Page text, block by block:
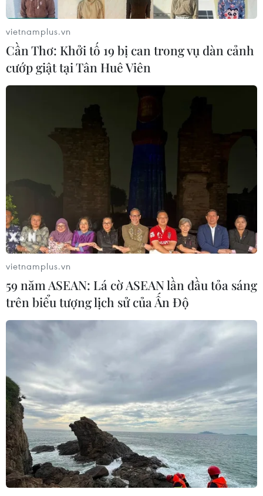
TIN CÙNG CHUYÊN MỤC
Sáp nhập Trường Đại học Văn hóa,
Thể thao và Du lịch Thanh Hóa vào
Trường Đại học Hồng Đức
08/08/2026 06:36
vietnamplus.vn
Cần Thơ: Khởi tố 19 bị can trong vụ dàn cảnh
cướp giật tại Tân Huê Viên
vietnamplus.vn
59 năm ASEAN: Lá cờ ASEAN lần đầu tỏa sáng
trên biểu tượng lịch sử của Ấn Độ